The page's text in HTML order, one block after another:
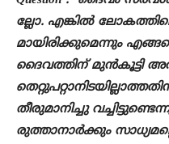
ല്ലോ. എങ്കിൽ
മായിരിക്കുമെന്നും
ദൈവത്തിന് മുൻകൂട്ടി
തീരുമാനിച്ചു
രുത്താനാർക്കും